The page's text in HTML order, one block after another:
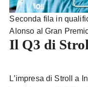
Seconda fila in
Alonso al Gran
Il Q3 di
L’impresa di Stroll a